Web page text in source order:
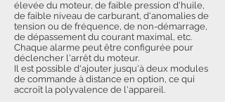
élevée du moteur, de faible pression d'huile,
de faible niveau de carburant, d'anomalies de
tension ou de fréquence, de non-démarrage,
de dépassement du courant maximal, etc.
Chaque alarme peut être configurée pour
déclencher l'arrêt du moteur.
Il est possible d'ajouter jusqu'à deux modules
de commande à distance en option, ce qui
accroît la polyvalence de l'appareil.